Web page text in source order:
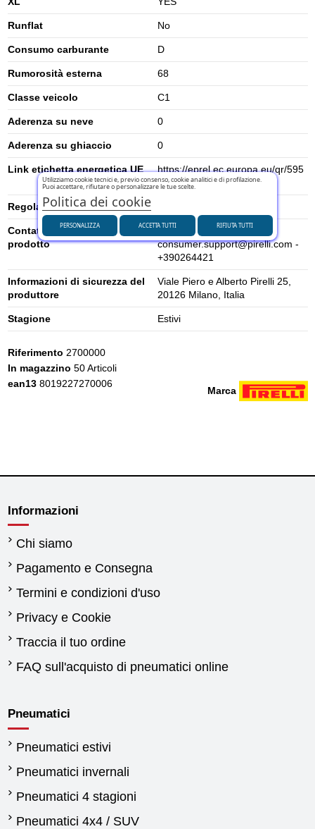
Runflat No
Consumo carburante D
Rumorosità esterna 68
Classe veicolo C1
Aderenza su neve 0
Aderenza su ghiaccio 0
Link etichetta energetica UE
https://eprel.ec.europa.eu/qr/595
405
Regolamento UE (2020/740)
Contatti per la sicurezza del
prodotto
PIRELLI TYRE SPA -
consumer.support@pirelli.com -
+390264421
Informazioni di sicurezza del
produttore
Viale Piero e Alberto Pirelli 25,
20126 Milano, Italia
Stagione Estivi
Marca
Riferimento 2700000
In magazzino 50 Articoli
ean13 8019227270006
Informazioni
Chi siamo
Pagamento e Consegna
Termini e condizioni d'uso
Privacy e Cookie
Traccia il tuo ordine
FAQ sull'acquisto di pneumatici online
Pneumatici
Pneumatici estivi
Pneumatici invernali
Pneumatici 4 stagioni
Pneumatici 4x4 / SUV
Utilizziamo cookie tecnici e, previo consenso, cookie analitici e di profilazione.
Puoi accettare, rifiutare o personalizzare le tue scelte.
Politica dei cookie
PERSONALIZZA RIFIUTA TUTTI
ACCETTA TUTTI